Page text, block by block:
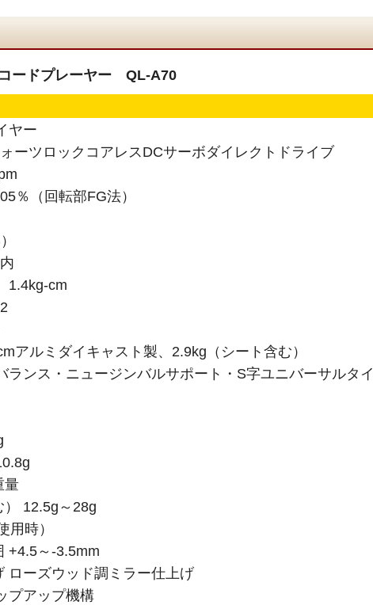
ードプレーヤー QL-A70
ヤー
ーツロックコアレスDCサーボダイレクトドライブ
％（回転部FG法）
1.4kg-cm
アルミダイキャスト製、2.9kg（シート含む）
ランス・ニュージンバルサポート・S字ユニバーサルタイ
量
） 12.5g～28g
用時）
+4.5～-3.5mm
ローズウッド調ミラー仕上げ
プアップ機構